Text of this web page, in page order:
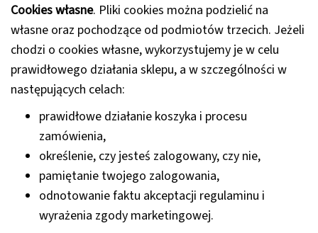
Cookies własne. Pliki cookies można podzielić na
własne oraz pochodzące od podmiotów trzecich. Jeżeli
chodzi o cookies własne, wykorzystujemy je w celu
prawidłowego działania sklepu, a w szczególności w
następujących celach:
prawidłowe działanie koszyka i procesu
zamówienia,
określenie, czy jesteś zalogowany, czy nie,
pamiętanie twojego zalogowania,
odnotowanie faktu akceptacji regulaminu i
wyrażenia zgody marketingowej.